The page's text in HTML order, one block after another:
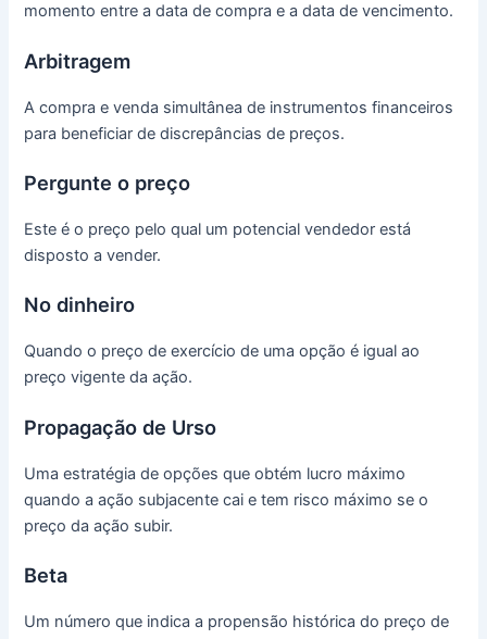
momento entre a data de compra e a data de vencimento.
Arbitragem
A compra e venda simultânea de instrumentos financeiros
para beneficiar de discrepâncias de preços.
Pergunte o preço
Este é o preço pelo qual um potencial vendedor está
disposto a vender.
No dinheiro
Quando o preço de exercício de uma opção é igual ao
preço vigente da ação.
Propagação de Urso
Uma estratégia de opções que obtém lucro máximo
quando a ação subjacente cai e tem risco máximo se o
preço da ação subir.
Beta
Um número que indica a propensão histórica do preço de